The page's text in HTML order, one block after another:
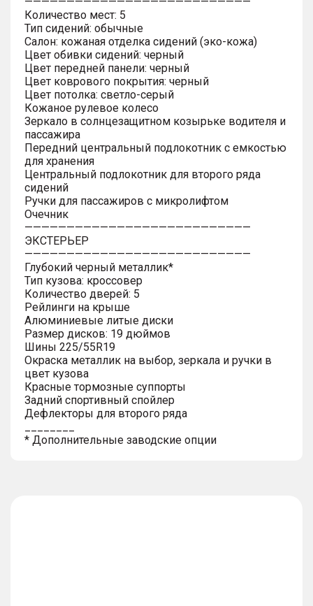
Количество мест: 5
Тип сидений: обычные
Салон: кожаная отделка сидений (эко-кожа)
Цвет обивки сидений: черный
Цвет передней панели: черный
Цвет коврового покрытия: черный
Цвет потолка: светло-серый
Кожаное рулевое колесо
Зеркало в солнцезащитном козырьке водителя и
пассажира
Передний центральный подлокотник с емкостью
для хранения
Центральный подлокотник для второго ряда
сидений
Ручки для пассажиров с микролифтом
Очечник
———————————————————————————
ЭКСТЕРЬЕР
———————————————————————————
Глубокий черный металлик*
Тип кузова: кроссовер
Количество дверей: 5
Рейлинги на крыше
Алюминиевые литые диски
Размер дисков: 19 дюймов
Шины 225/55R19
Окраска металлик на выбор, зеркала и ручки в
цвет кузова
Красные тормозные суппорты
Задний спортивный спойлер
Дефлекторы для второго ряда
* Дополнительные заводские опции